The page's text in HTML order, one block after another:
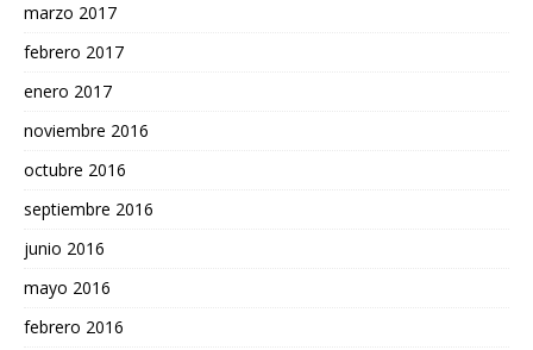
marzo 2017
febrero 2017
enero 2017
noviembre 2016
octubre 2016
septiembre 2016
junio 2016
mayo 2016
febrero 2016